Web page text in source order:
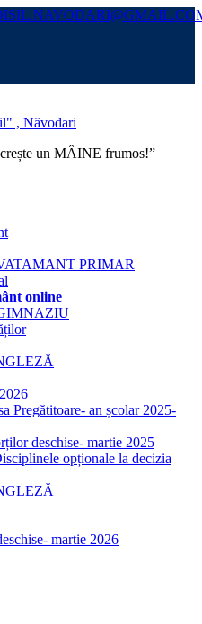
, Năvodari
un MÂINE frumos!”
PRIMAR
online
Pregătitoare- an școlar 2025-
deschise- martie 2025
opționale la decizia
martie 2026